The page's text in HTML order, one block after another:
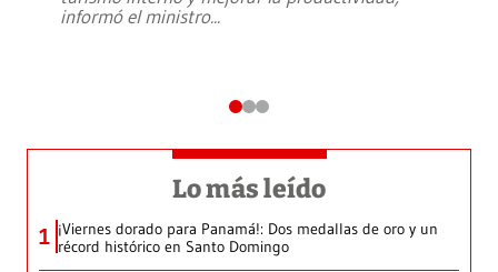
informó el ministro...
Lo más leído
1 ¡Viernes dorado para Panamá!: Dos medallas de oro y un
récord histórico en Santo Domingo